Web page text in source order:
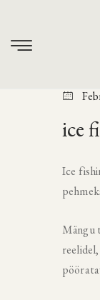
ice
Ice
Mängu